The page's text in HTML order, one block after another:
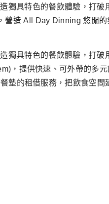
獨具特色的餐飲體驗，打破
營造 All Day Dinning 悠閒的
獨具特色的餐飲體驗，打破
，提供快速、可外帶的多元
墊的租借服務，把飲食空間